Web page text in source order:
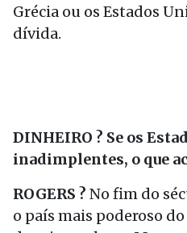
Grécia ou os Estados
dívida.
DINHEIRO ? Se os
inadimplentes, o que
ROGERS ? No fim do
o país mais poderoso